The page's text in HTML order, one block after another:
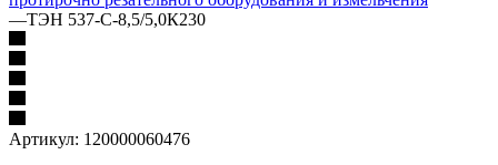
—ТЭН 537-С-8,5/5,0К230
Артикул: 120000060476